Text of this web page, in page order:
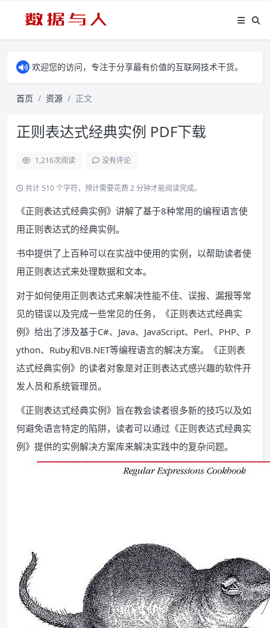
欢迎您的访问，专注于分享最有价值的互联网技术干货。
首页 资源 正文
正则表达式经典实例 PDF下载
1,216次阅读 没有评论
共计 510 个字符，预计需要花费 2 分钟才能阅读完成。
《正则表达式经典实例》讲解了基于8种常用的编程语言使
用正则表达式的经典实例。
书中提供了上百种可以在实战中使用的实例，以帮助读者使
用正则表达式来处理数据和文本。
对于如何使用正则表达式来解决性能不佳、误报、漏报等常
见的错误以及完成一些常见的任务，《正则表达式经典实
例》给出了涉及基于C#、Java、JavaScript、Perl、PHP、P
ython、Ruby和VB.NET等编程语言的解决方案。《正则表
达式经典实例》的读者对象是对正则表达式感兴趣的软件开
发人员和系统管理员。
《正则表达式经典实例》旨在教会读者很多新的技巧以及如
何避免语言特定的陷阱，读者可以通过《正则表达式经典实
例》提供的实例解决方案库来解决实践中的复杂问题。